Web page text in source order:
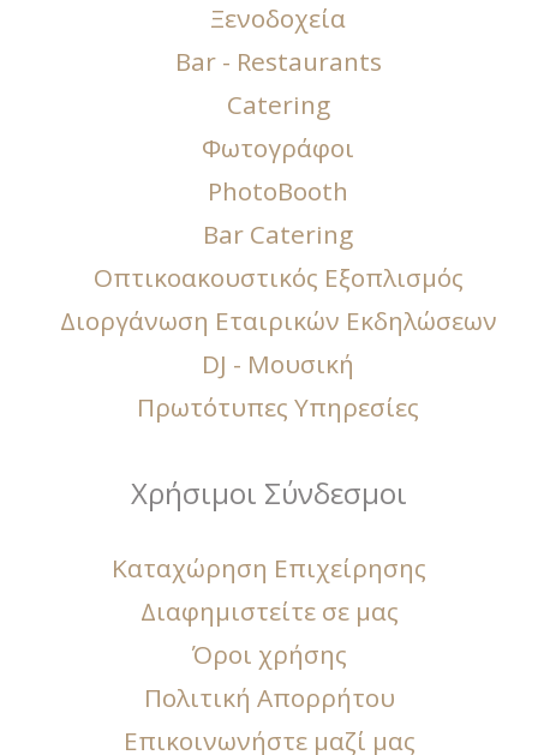
Ξενοδοχεία
Bar - Restaurants
Catering
Φωτογράφοι
PhotoBooth
Bar Catering
Οπτικοακουστικός Εξοπλισμός
Διοργάνωση Εταιρικών Εκδηλώσεων
DJ - Μουσική
Πρωτότυπες Υπηρεσίες
Χρήσιμοι Σύνδεσμοι
Καταχώρηση Επιχείρησης
Διαφημιστείτε σε μας
Όροι χρήσης
Πολιτική Απορρήτου
Επικοινωνήστε μαζί μας